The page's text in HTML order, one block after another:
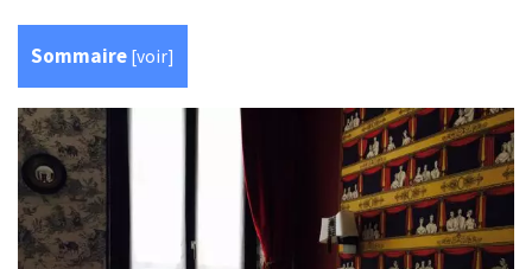
Sommaire [voir]